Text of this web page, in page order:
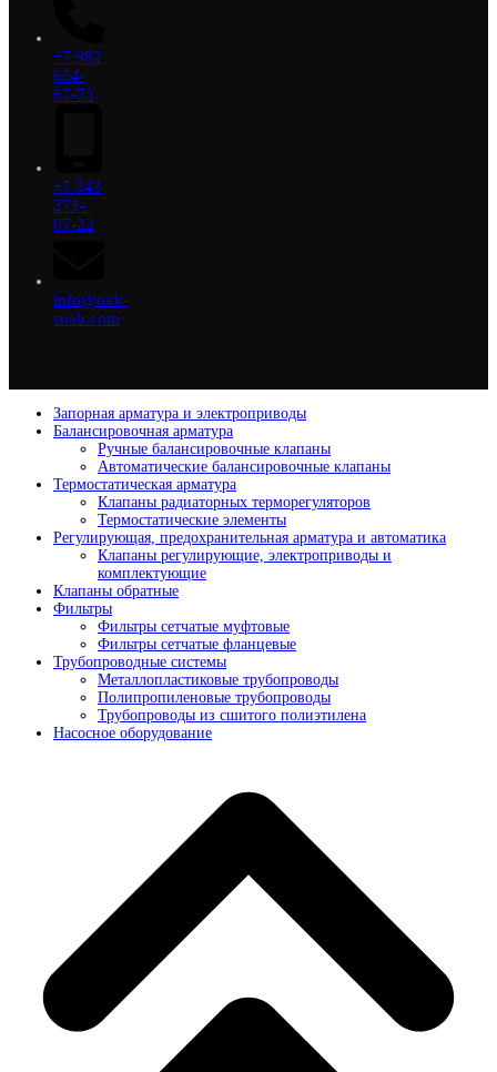
+7 982
654-
67-73
+7 343
271-
67-22
info@ovk-
snab.com
Запорная арматура и электроприводы
Балансировочная арматура
Ручные балансировочные клапаны
Автоматические балансировочные клапаны
Термостатическая арматура
Клапаны радиаторных терморегуляторов
Термостатические элементы
Регулирующая, предохранительная арматура и автоматика
Клапаны регулирующие, электроприводы и
комплектующие
Клапаны обратные
Фильтры
Фильтры сетчатые муфтовые
Фильтры сетчатые фланцевые
Трубопроводные системы
Металлопластиковые трубопроводы
Полипропиленовые трубопроводы
Трубопроводы из сшитого полиэтилена
Насосное оборудование